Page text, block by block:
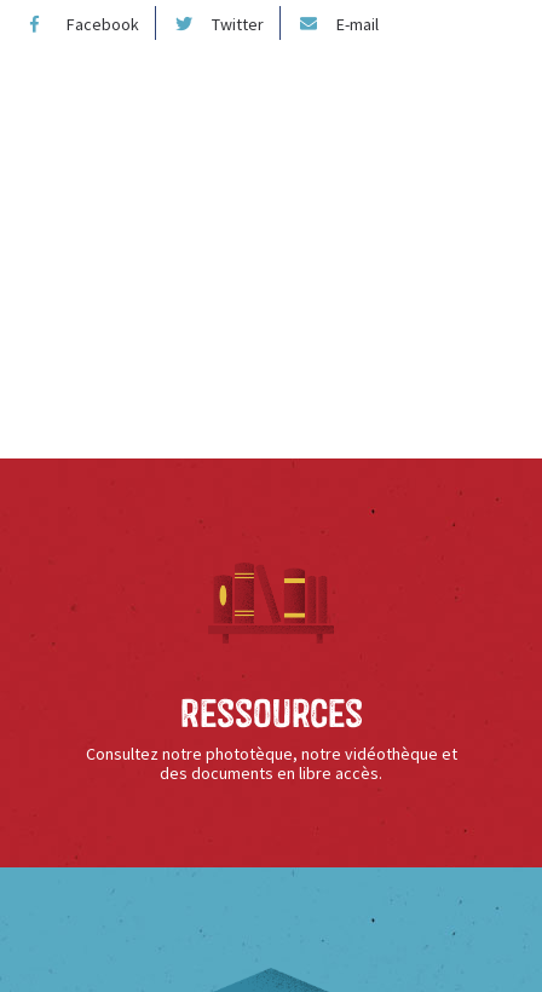
Facebook Twitter E-mail
Ressources
Consultez notre phototèque, notre vidéothèque et
des documents en libre accès.